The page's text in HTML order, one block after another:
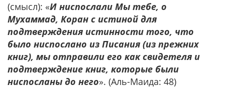
(смысл): «И ниспослали Мы тебе, о
Мухаммад, Коран с истиной для
подтверждения истинности того, что
было ниспослано из Писания (из прежних
книг), мы отправили его как свидетеля и
подтверждение книг, которые были
ниспосланы до него». (Аль-Маида: 48)